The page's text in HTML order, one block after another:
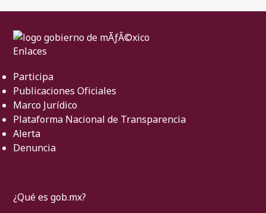
Enlaces
Participa
Publicaciones Oficiales
Marco Jurídico
Plataforma Nacional de Transparencia
Alerta
Denuncia
¿Qué es gob.mx?